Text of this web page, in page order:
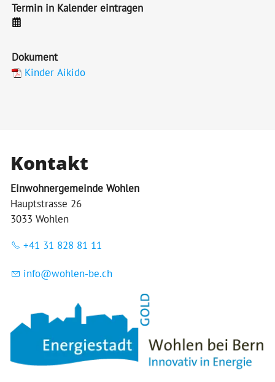
Termin in Kalender eintragen
Dokument
Kinder Aikido
Kontakt
Einwohnergemeinde Wohlen
Hauptstrasse 26
3033 Wohlen
+41 31 828 81 11
nf w hl n-b ch